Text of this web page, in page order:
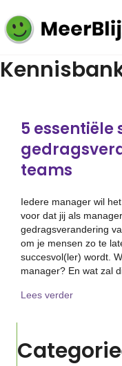
5 essentiële
teams
Iedere manager wil
voor dat jij als
gedragsverandering
om je mensen zo te
succesvol(ler) wordt.
manager? En wat zal
Lees verderabout 5